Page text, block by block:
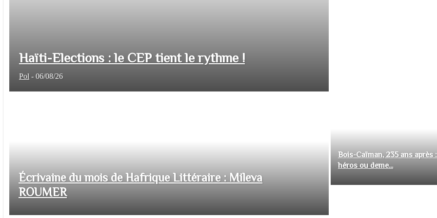
Haïti-Elections : le CEP tient le rythme !
Pol - 06/08/26
Écrivaine du mois de Hafrique Littéraire : Mileva
ROUMER
Bois-Caïman, 235 ans après
héros ou deme...